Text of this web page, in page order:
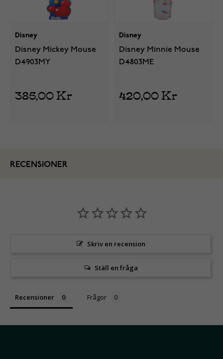
Disney
Disney Mickey Mouse
D4903MY
385,00 Kr
Disney
Disney Minnie Mouse
D4803ME
420,00 Kr
RECENSIONER
Skriv en recension
Ställ en fråga
Recensioner Frågor